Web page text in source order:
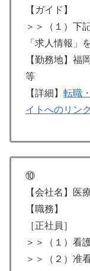
【ガイド】
＞＞（１）下
「求人情報」
【勤務地】福
等
【詳細】 転職
イトへのリンク
⑩
【会社名】
【職務】
［正社員］
＞＞（１）看
＞＞（２）准